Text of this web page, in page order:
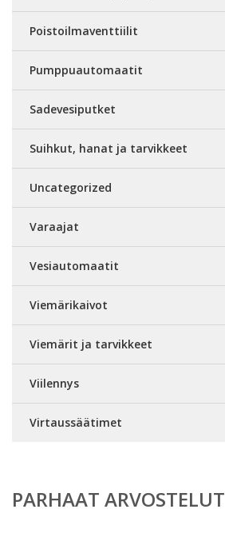
Poistoilmaventtiilit
Pumppuautomaatit
Sadevesiputket
Suihkut, hanat ja tarvikkeet
Uncategorized
Varaajat
Vesiautomaatit
Viemärikaivot
Viemärit ja tarvikkeet
Viilennys
Virtaussäätimet
PARHAAT ARVOSTELUT